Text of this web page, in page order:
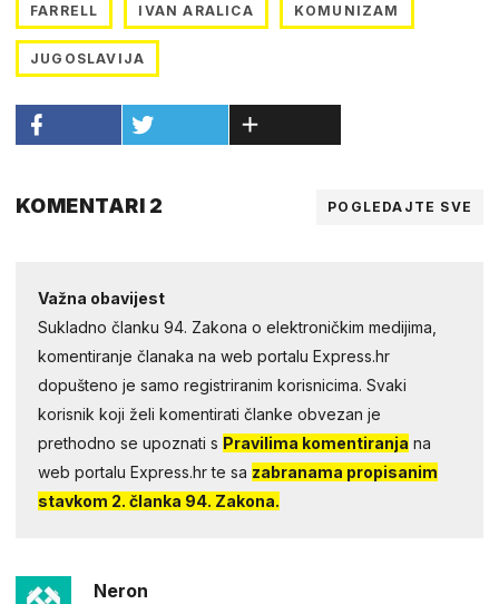
FARRELL IVAN ARALICA KOMUNIZAM
JUGOSLAVIJA
KOMENTARI 2 POGLEDAJTE SVE
Važna obavijest
Sukladno članku 94. Zakona o elektroničkim medijima,
komentiranje članaka na web portalu Express.hr
dopušteno je samo registriranim korisnicima. Svaki
korisnik koji želi komentirati članke obvezan je
prethodno se upoznati s Pravilima komentiranja na
web portalu Express.hr te sa zabranama propisanim
stavkom 2. članka 94. Zakona.
Neron